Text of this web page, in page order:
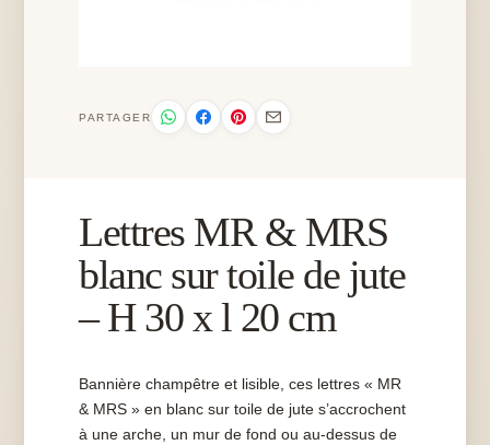
PARTAGER
Lettres MR & MRS
blanc sur toile de jute
– H 30 x l 20 cm
Bannière champêtre et lisible, ces lettres « MR
& MRS » en blanc sur toile de jute s’accrochent
à une arche, un mur de fond ou au-dessus de